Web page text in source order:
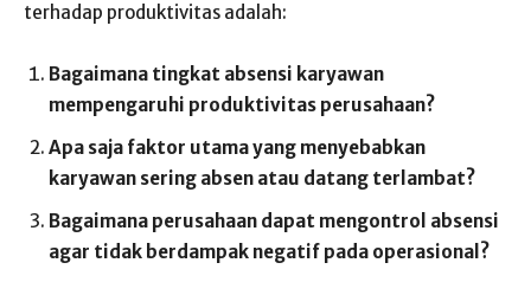
terhadap produktivitas adalah:
Bagaimana tingkat absensi karyawan
mempengaruhi produktivitas perusahaan?
Apa saja faktor utama yang menyebabkan
karyawan sering absen atau datang terlambat?
Bagaimana perusahaan dapat mengontrol absensi
agar tidak berdampak negatif pada operasional?